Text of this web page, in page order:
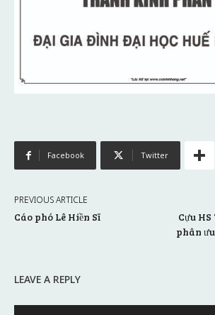
Facebook Twitter
PREVIOUS ARTICLE
Cáo phó Lê Hiền Sĩ
Cựu
phân
LEAVE A REPLY